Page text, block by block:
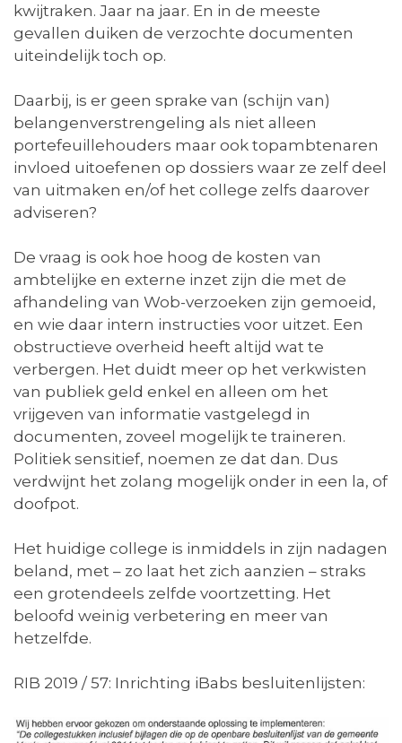
kwijtraken. Jaar na jaar. En in de meeste
gevallen duiken de verzochte documenten
uiteindelijk toch op.
Daarbij, is er geen sprake van (schijn van)
belangenverstrengeling als niet alleen
portefeuillehouders maar ook topambtenaren
invloed uitoefenen op dossiers waar ze zelf deel
van uitmaken en/of het college zelfs daarover
adviseren?
De vraag is ook hoe hoog de kosten van
ambtelijke en externe inzet zijn die met de
afhandeling van Wob-verzoeken zijn gemoeid,
en wie daar intern instructies voor uitzet. Een
obstructieve overheid heeft altijd wat te
verbergen. Het duidt meer op het verkwisten
van publiek geld enkel en alleen om het
vrijgeven van informatie vastgelegd in
documenten, zoveel mogelijk te traineren.
Politiek sensitief, noemen ze dat dan. Dus
verdwijnt het zolang mogelijk onder in een la, of
doofpot.
Het huidige college is inmiddels in zijn nadagen
beland, met – zo laat het zich aanzien – straks
een grotendeels zelfde voortzetting. Het
beloofd weinig verbetering en meer van
hetzelfde.
RIB 2019 / 57: Inrichting iBabs besluitenlijsten: